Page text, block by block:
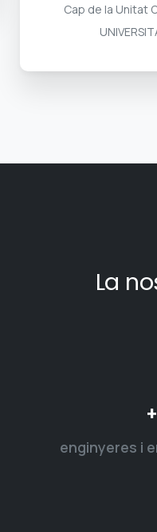
Cap de la Unitat
La
enginyeres i